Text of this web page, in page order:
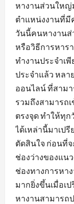
หางานส่วนใหญ่
ตำแหน่งงานที่มี
วันนี้คนหางานส่
หรือวิธีการหาร
ทำงานประจำเ
ประจำแล้ว หลา
ออนไลน์ ที่สาม
รวมถึงสามารถ
ตรงจุด ทำให้ทุ
ได้เหล่านี้มาเป
ตัดสินใจ ก่อนที่จ
ช่องว่างของแน
ช่องทางการหา
มากยิ่งขึ้นเมื่อเ
หางานสามารถ